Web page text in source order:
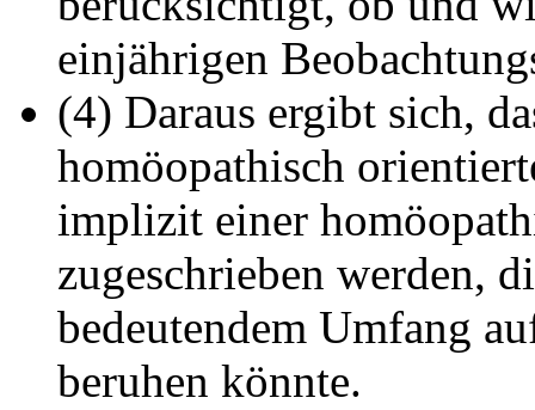
einjährigen
(4) Daraus ergibt sich,
homöopathisch
implizit einer
zugeschrieben werden,
bedeutendem Umfang
beruhen könnte.